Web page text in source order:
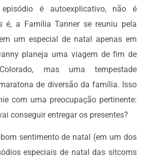
é autoexplicativo, não é
é, a Família Tanner se reuniu pela
um especial de natal apenas em
planeja uma viagem de fim de
mas uma tempestade
de diversão da família. Isso
com uma preocupação pertinente:
conseguir entregar os presentes?
sentimento de natal (em um dos
especiais de natal das sitcoms